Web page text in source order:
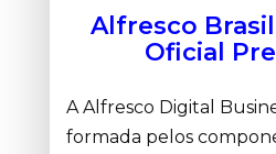
Alfresco
Oficial
A Alfresco Digital
formada pelos